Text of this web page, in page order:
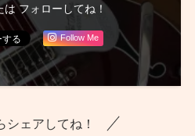
は フォローしてね！
Follow Me
シェアしてね！